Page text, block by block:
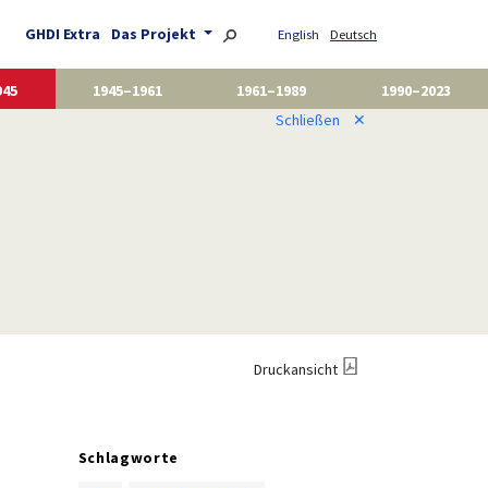
GHDI Extra Das Projekt English Deutsch
1945–1961 1961–1989
1990–2023
Schließen ✕
Druckansicht
Schlagworte